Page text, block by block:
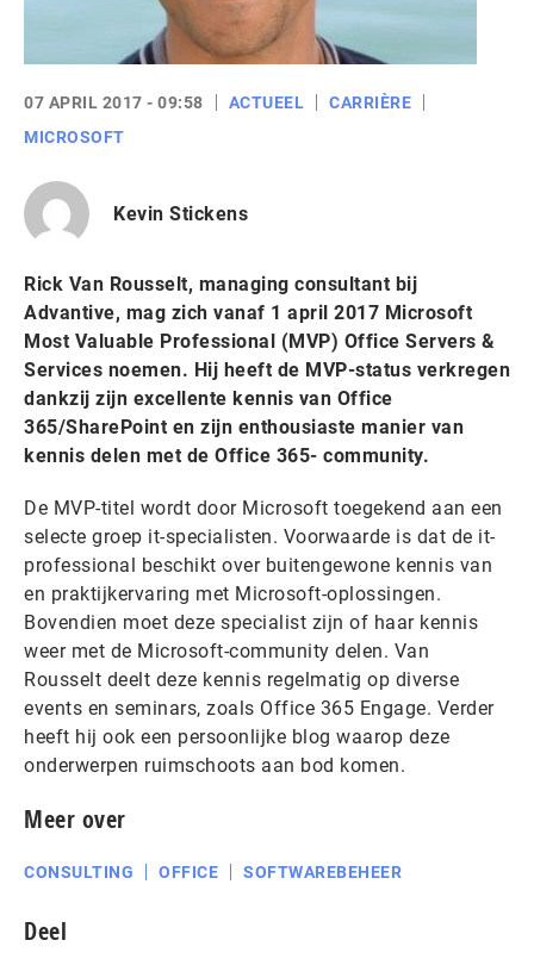
07 APRIL 2017 - 09:58 ACTUEEL
CARRIÈRE
MICROSOFT
Kevin Stickens
Rick Van Rousselt, managing consultant bij
Advantive, mag zich vanaf 1 april 2017 Microsoft
Most Valuable Professional (MVP) Office Servers &
Services noemen. Hij heeft de MVP-status verkregen
dankzij zijn excellente kennis van Office
365/SharePoint en zijn enthousiaste manier van
kennis delen met de Office 365- community.
De MVP-titel wordt door Microsoft toegekend aan een
selecte groep it-specialisten. Voorwaarde is dat de it-
professional beschikt over buitengewone kennis van
en praktijkervaring met Microsoft-oplossingen.
Bovendien moet deze specialist zijn of haar kennis
weer met de Microsoft-community delen. Van
Rousselt deelt deze kennis regelmatig op diverse
events en seminars, zoals Office 365 Engage. Verder
heeft hij ook een persoonlijke blog waarop deze
onderwerpen ruimschoots aan bod komen.
Meer over
CONSULTING OFFICE SOFTWAREBEHEER
Deel